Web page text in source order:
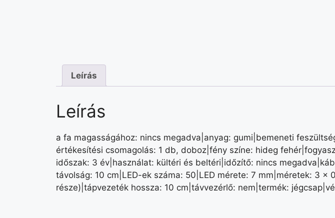
Leírás
Leírás
a fa magasságához: nincs megadva|anyag: gumi|bemeneti
értékesítési csomagolás: 1 db, doboz|fény színe: hideg
időszak: 3 év|használat: kültéri és beltéri|időzítő: nincs
távolság: 10 cm|LED-ek száma: 50|LED mérete: 7 mm|méretek: 3
része)|tápvezeték hossza: 10 cm|távvezérlő: nem|termék: